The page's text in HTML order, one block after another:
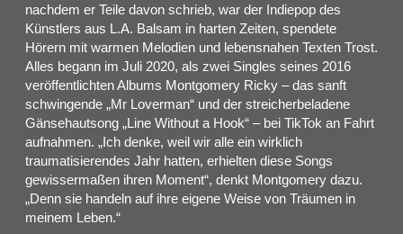
nachdem er Teile davon schrieb, war der Indiepop des
Künstlers aus L.A. Balsam in harten Zeiten, spendete
Hörern mit warmen Melodien und lebensnahen Texten Trost.
Alles begann im Juli 2020, als zwei Singles seines 2016
veröffentlichten Albums Montgomery Ricky – das sanft
schwingende „Mr Loverman“ und der streicherbeladene
Gänsehautsong „Line Without a Hook“ – bei TikTok an Fahrt
aufnahmen. „Ich denke, weil wir alle ein wirklich
traumatisierendes Jahr hatten, erhielten diese Songs
gewissermaßen ihren Moment“, denkt Montgomery dazu.
„Denn sie handeln auf ihre eigene Weise von Träumen in
meinem Leben.“